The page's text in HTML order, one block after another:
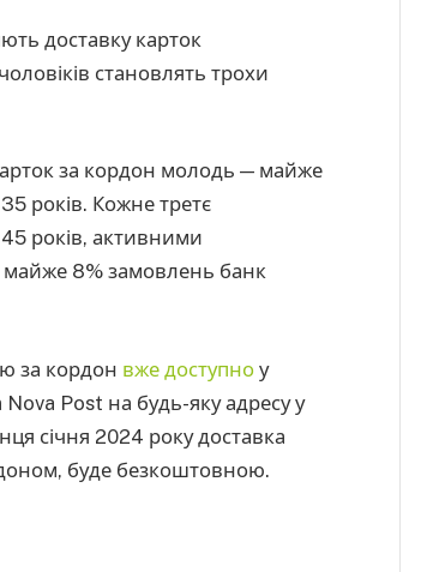
доставку карток
становлять трохи
за кордон молодь — майже
років. Кожне третє
років, активними
майже 8% замовлень банк
за кордон вже доступно у
Post на будь-яку адресу у
січня 2024 року доставка
буде безкоштовною.